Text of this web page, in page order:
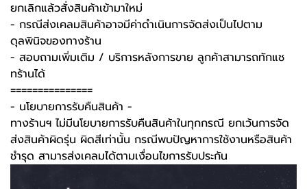
ยกเลิกแล้วสั่งสินค้าเข้ามาใหม่
- กรณีส่งเคลมสินค้าอาจมีค่าดำเนินการจัดส่งเป็นไปตาม
ดุลพินิจของทางร้าน
- สอบถามเพิ่มเติม / บริการหลังการขาย ลูกค้าสามารถทักแช
ทร้านได้
===============
-️ นโยบายการรับคืนสินค้า -️
ทางร้านฯ ไม่มีนโยบายการรับคืนสินค้าในทุกกรณี ยกเว้นการจัด
ส่งสินค้าผิดรุ่น ผิดสีเท่านั้น กรณีพบปัญหาการใช้งานหรือสินค้า
ชำรุด สามารส่งเคลมได้ตามเงื่อนไขการรับประกัน